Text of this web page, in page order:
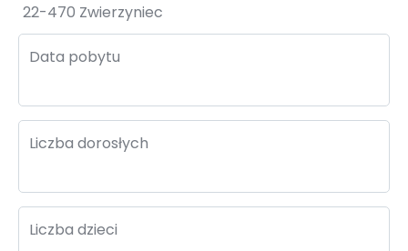
22-470 Zwierzyniec
Data pobytu
Liczba dorosłych
Liczba dzieci